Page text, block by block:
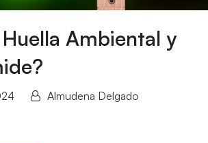
Ambiental y
Almudena Delgado